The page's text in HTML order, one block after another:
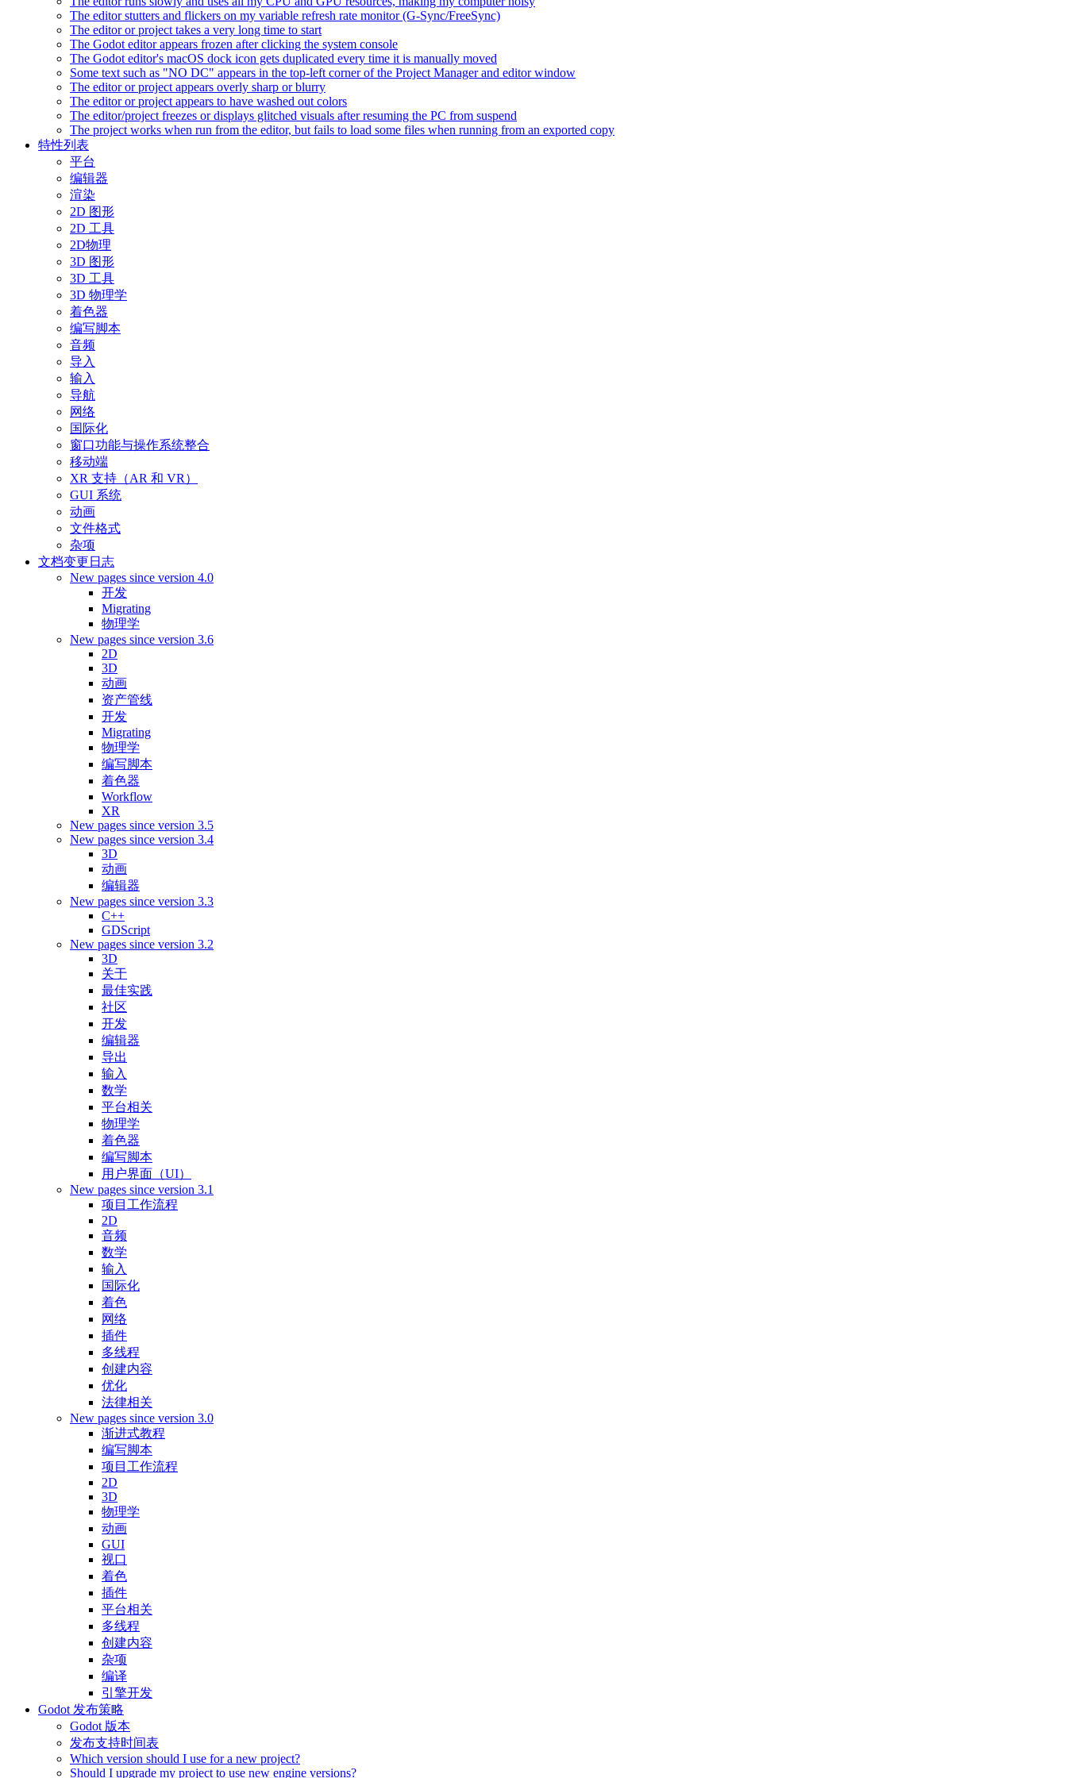
The editor stutters and flickers on my variable refresh rate monitor (G-Sync/FreeSync)
The editor or project takes a very long time to start
The Godot editor appears frozen after clicking the system console
The Godot editor's macOS dock icon gets duplicated every time it is manually moved
Some text such as "NO DC" appears in the top-left corner of the Project Manager and editor window
The editor or project appears overly sharp or blurry
The editor or project appears to have washed out colors
The editor/project freezes or displays glitched visuals after resuming the PC from suspend
The project works when run from the editor, but fails to load some files when running from an exported copy
特性列表
平台
编辑器
渲染
2D 图形
2D 工具
2D物理
3D 图形
3D 工具
3D 物理学
着色器
编写脚本
音频
导入
输入
导航
网络
国际化
窗口功能与操作系统整合
移动端
XR 支持（AR 和 VR）
GUI 系统
动画
文件格式
杂项
文档变更日志
New pages since version 4.0
开发
Migrating
物理学
New pages since version 3.6
2D
3D
动画
资产管线
开发
Migrating
物理学
编写脚本
着色器
Workflow
XR
New pages since version 3.5
New pages since version 3.4
3D
动画
编辑器
New pages since version 3.3
C++
GDScript
New pages since version 3.2
3D
关于
最佳实践
社区
开发
编辑器
导出
输入
数学
平台相关
物理学
着色器
编写脚本
用户界面（UI）
New pages since version 3.1
项目工作流程
2D
音频
数学
输入
国际化
着色
网络
插件
多线程
创建内容
优化
法律相关
New pages since version 3.0
渐进式教程
编写脚本
项目工作流程
2D
3D
物理学
动画
GUI
视口
着色
插件
平台相关
多线程
创建内容
杂项
编译
引擎开发
Godot 发布策略
Godot 版本
发布支持时间表
Which version should I use for a new project?
Should I upgrade my project to use new engine versions?